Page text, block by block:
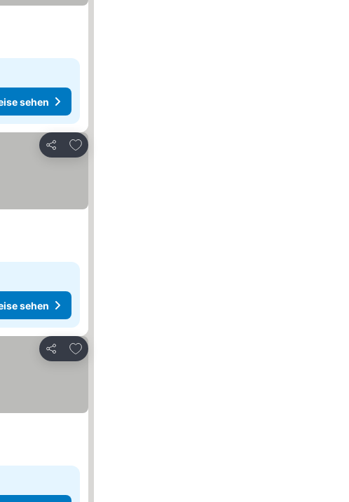
sehen
Teilen
Zu Favoriten hinzufügen
sehen
Teilen
Zu Favoriten hinzufügen